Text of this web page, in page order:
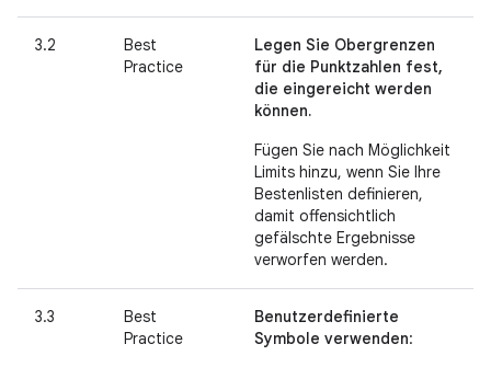
3.2
Best
Practice
Legen Sie Obergrenzen
für die Punktzahlen fest,
die eingereicht werden
können.
Fügen Sie nach Möglichkeit
Limits hinzu, wenn Sie Ihre
Bestenlisten definieren,
damit offensichtlich
gefälschte Ergebnisse
verworfen werden.
3.3
Best
Practice
Benutzerdefinierte
Symbole verwenden: